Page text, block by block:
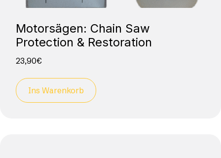
Motorsägen: Chain Saw
Protection & Restoration
23,90€
Ins Warenkorb